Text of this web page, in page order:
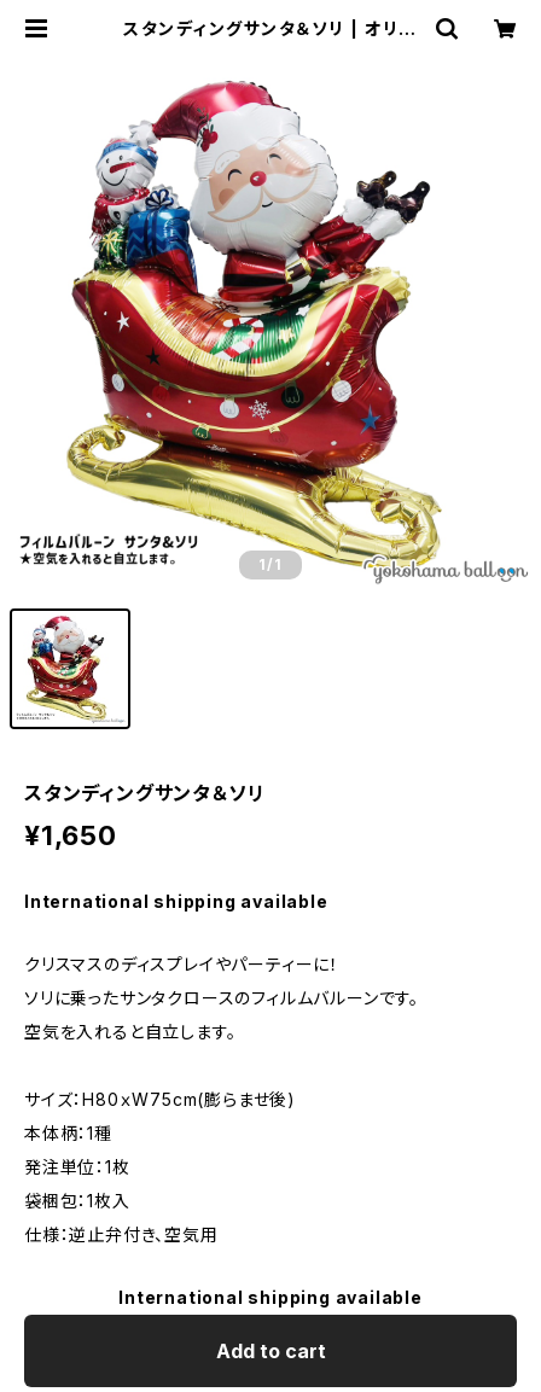
スタンディングサンタ＆ソリ | オリジ
1 /1
スタンディングサンタ＆ソリ
¥1,650
International shipping available
クリスマスのディスプレイやパーティーに！
ソリに乗ったサンタクロースのフィルムバルーンです。
空気を入れると自立します。
サイズ：H80ｘW75cm(膨らませ後)
本体柄：1種
発注単位：1枚
袋梱包：1枚入
仕様：逆止弁付き、空気用
International shipping available
Add to cart